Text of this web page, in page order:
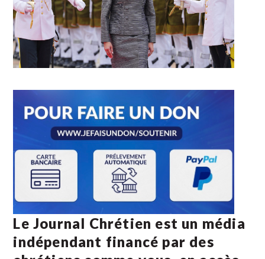
Le Journal Chrétien est un média
indépendant financé par des